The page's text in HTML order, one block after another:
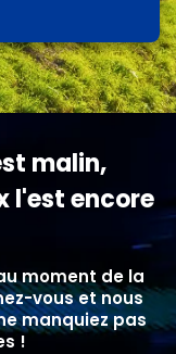
malin,
l'est encore
moment de la
vous et nous
manquiez pas
!